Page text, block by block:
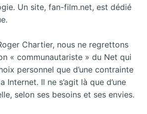
Un site, fan-film.net, est dédié
Chartier, nous ne regrettons
« communautariste » du Net qui
personnel que d’une contrainte
Internet. Il ne s’agit là que d’une
selon ses besoins et ses envies.